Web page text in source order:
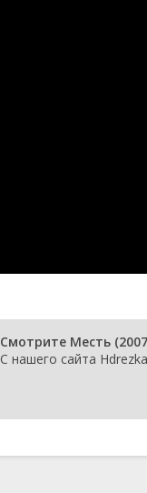
Смотрите Месть
С нашего сайта